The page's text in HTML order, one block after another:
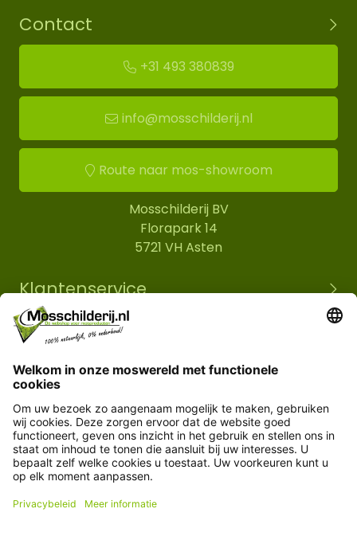
Contact
+31 493 380839
info@mosschilderij.nl
Route naar mos-showroom
Mosschilderij BV
Florapark 14
5721 VH Asten
Klantenservice
Informatie
© Copyright 2026 Mosschilderij.nl